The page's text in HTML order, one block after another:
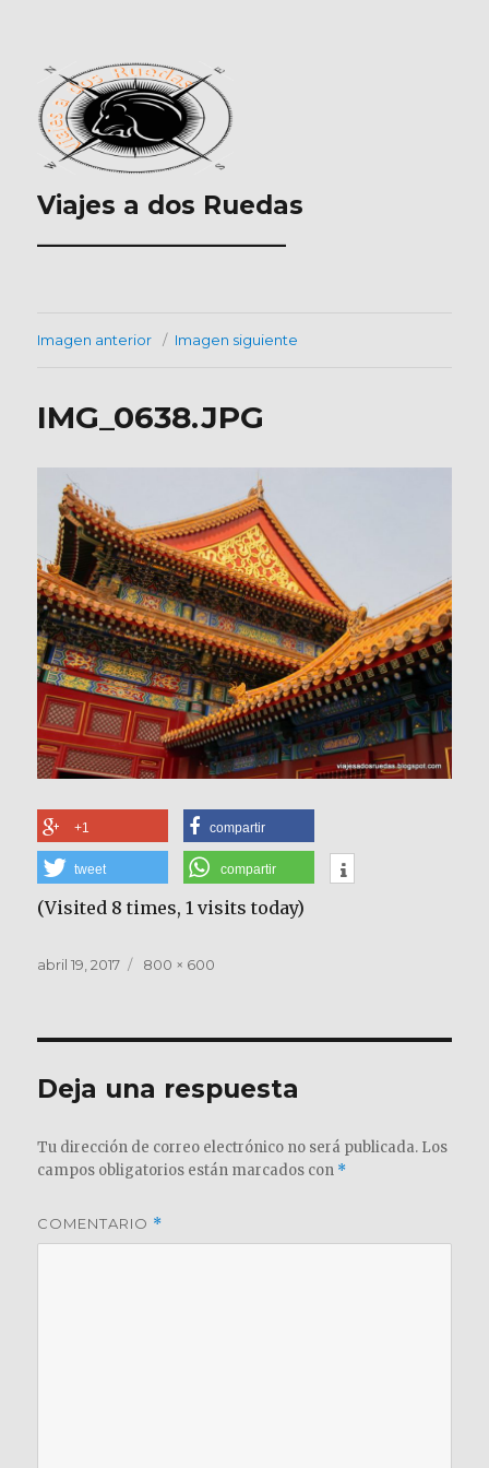
Viajes a dos Ruedas
___________________
Imagen anterior Imagen siguiente
IMG_0638.JPG
+1 compartir
tweet compartir
(Visited 8 times, 1 visits today)
Publicado
abril 19, 2017
Tamaño
800 × 600
Deja una respuesta
Tu dirección de correo electrónico no será publicada. Los
campos obligatorios están marcados con *
COMENTARIO *